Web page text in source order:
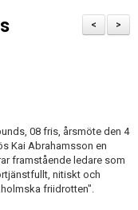
>
<
08 fris, årsmöte den 4
Kai Abrahamsson en
framstående ledare som
nitiskt och
friidrotten".